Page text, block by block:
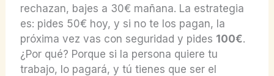
rechazan, bajes a 30€ mañana. La estrategia
es: pides 50€ hoy, y si no te los pagan, la
próxima vez vas con seguridad y pides 100€.
¿Por qué? Porque si la persona quiere tu
trabajo, lo pagará, y tú tienes que ser el